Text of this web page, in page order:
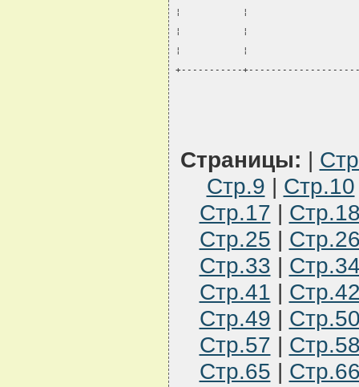
¦           ¦
¦           ¦
¦           ¦
+-----------
Страницы: |
Стр.9 | Стр.10
Стр.17 |
Стр.25 |
Стр.33 |
Стр.41 |
Стр.49 |
Стр.57 |
Стр.65 |